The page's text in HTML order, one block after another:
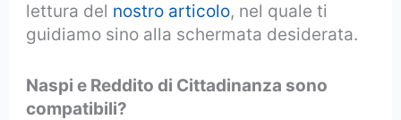
lettura del nostro articolo, nel quale ti
guidiamo sino alla schermata desiderata.
Naspi e Reddito di Cittadinanza sono
compatibili?